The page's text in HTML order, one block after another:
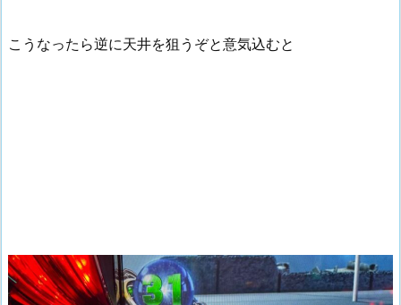
こうなったら逆に天井を狙うぞと意気込むと